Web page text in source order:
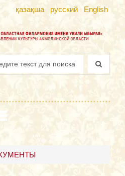
қазақша русский English